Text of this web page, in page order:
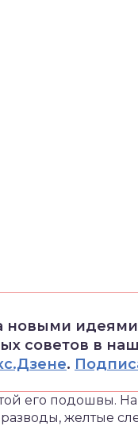
новыми
советов в
.
его подошвы.
желтые